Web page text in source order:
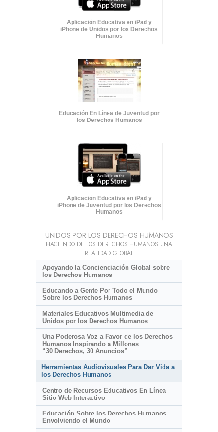
Aplicación Educativa en iPad y
iPhone de Unidos por los Derechos
Humanos
Educación En Línea de Juventud por
los Derechos Humanos
Aplicación Educativa en iPad y
iPhone de Juventud por los Derechos
Humanos
UNIDOS POR LOS DERECHOS HUMANOS
HACIENDO DE LOS DERECHOS HUMANOS UNA
REALIDAD GLOBAL
Apoyando la Concienciación Global sobre
los Derechos Humanos
Educando a Gente Por Todo el Mundo
Sobre los Derechos Humanos
Materiales Educativos Multimedia de
Unidos por los Derechos Humanos
Una Poderosa Voz a Favor de los Derechos
Humanos Inspirando a Millones
“30 Derechos, 30 Anuncios”
Herramientas Audiovisuales Para Dar Vida a
los Derechos Humanos
Centro de Recursos Educativos En Línea
Sitio Web Interactivo
Educación Sobre los Derechos Humanos
Envolviendo el Mundo